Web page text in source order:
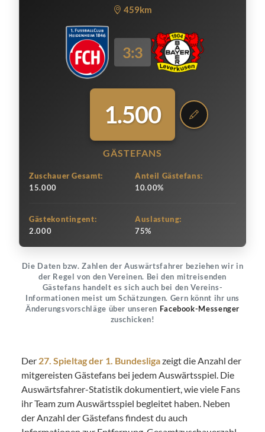
459km
3:3
1.500
GÄSTEFANS
Zuschauer Gesamt:
15.000
Anteil Gästefans:
10.00%
Gästekontingent:
2.000
Auslastung:
75%
Die Daten bzw. Zahlen der Auswärtsfahrer beziehen wir in
der Regel von den Vereinen. Bei den mitreisenden
Gästefans handelt es sich auch bei den Vereins-
Informationen meist um Schätzungen. Gern könnt ihr uns
Änderungsvorschläge über unseren Facebook-Messenger
zuschicken!
Der 27. Spieltag der 1. Bundesligazeigt die Anzahl der
mitgereisten Gästefans bei jedem Auswärtsspiel. Die
Auswärtsfahrer-Statistik dokumentiert, wie viele Fans
ihr Team zum Auswärtsspiel begleitet haben. Neben
der Anzahl der Gästefans findest du auch